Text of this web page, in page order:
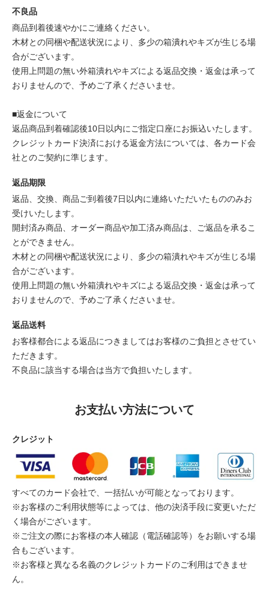
不良品
商品到着後速やかにご連絡ください。
木材との同梱や配送状況により、多少の箱潰れやキズが生じる場
合がございます。
使用上問題の無い外箱潰れやキズによる返品交換・返金は承って
おりませんので、予めご了承くださいませ。
■返金について
返品商品到着確認後10日以内にご指定口座にお振込いたします。
クレジットカード決済における返金方法については、各カード会
社とのご契約に準じます。
返品期限
返品、交換、商品ご到着後7日以内に連絡いただいたもののみお
受けいたします。
開封済み商品、オーダー商品や加工済み商品は、ご返品を承るこ
とができません。
木材との同梱や配送状況により、多少の箱潰れやキズが生じる場
合がございます。
使用上問題の無い外箱潰れやキズによる返品交換・返金は承って
おりませんので、予めご了承くださいませ。
返品送料
お客様都合による返品につきましてはお客様のご負担とさせてい
ただきます。
不良品に該当する場合は当方で負担いたします。
お支払い方法について
クレジット
すべてのカード会社で、一括払いが可能となっております。
※お客様のご利用状態等によっては、他の決済手段に変更いただ
く場合がございます。
※ご注文の際にお客様の本人確認（電話確認等）をお願いする場
合もございます。
※お客様と異なる名義のクレジットカードのご利用はできませ
ん。